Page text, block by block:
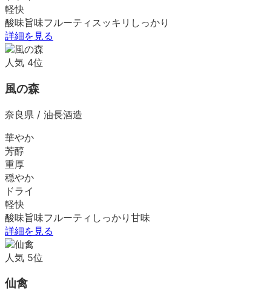
軽快
酸味旨味フルーティ スッキリ しっかり
詳細を見る
人気 4位
風の森
奈良県 / 油長酒造
華やか
芳醇
重厚
穏やか
ドライ
軽快
酸味旨味フルーティ しっかり 甘味
詳細を見る
人気 5位
仙禽